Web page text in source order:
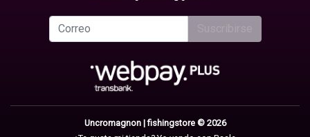
Uncromagnon | fishingstore © 2026